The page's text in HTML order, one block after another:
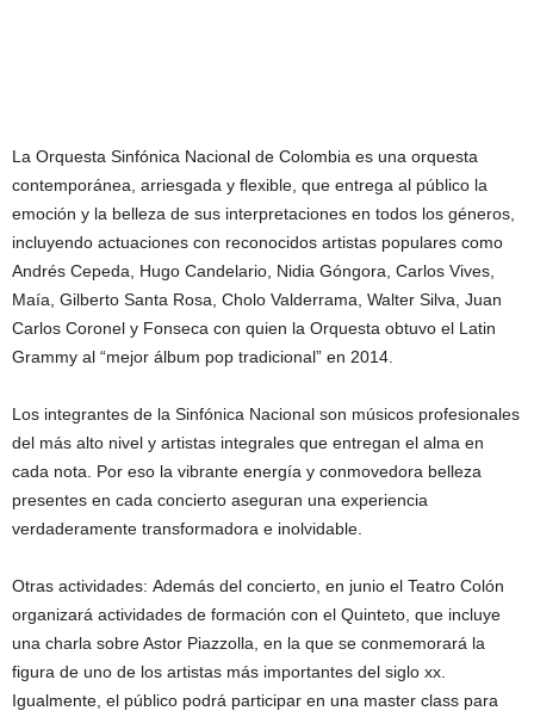
La Orquesta Sinfónica Nacional de Colombia es una orquesta
contemporánea, arriesgada y flexible, que entrega al público la
emoción y la belleza de sus interpretaciones en todos los géneros,
incluyendo actuaciones con reconocidos artistas populares como
Andrés Cepeda, Hugo Candelario, Nidia Góngora, Carlos Vives,
Maía, Gilberto Santa Rosa, Cholo Valderrama, Walter Silva, Juan
Carlos Coronel y Fonseca con quien la Orquesta obtuvo el Latin
Grammy al “mejor álbum pop tradicional” en 2014.
Los integrantes de la Sinfónica Nacional son músicos profesionales
del más alto nivel y artistas integrales que entregan el alma en
cada nota. Por eso la vibrante energía y conmovedora belleza
presentes en cada concierto aseguran una experiencia
verdaderamente transformadora e inolvidable.
Otras actividades: Además del concierto, en junio el Teatro Colón
organizará actividades de formación con el Quinteto, que incluye
una charla sobre Astor Piazzolla, en la que se conmemorará la
figura de uno de los artistas más importantes del siglo xx.
Igualmente, el público podrá participar en una master class para